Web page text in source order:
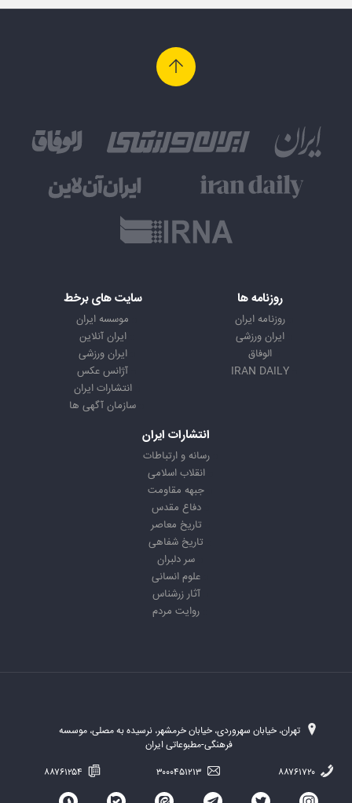
روزنامه ها
روزنامه ایران
ایران ورزشی
الوفاق
IRAN DAILY
سایت های برخط
موسسه ایران
ایران آنلاین
ایران ورزشی
آژانس عکس
انتشارات ایران
سازمان آگهی ها
انتشارات ایران
رسانه و ارتباطات
انقلاب اسلامی
جبهه مقاومت
دفاع مقدس
تاریخ معاصر
تاریخ شفاهی
سر دلبران
علوم انسانی
آثار زرشناس
روایت مردم
تهران، خیابان سهروردی، خیابان خرمشهر، نرسیده به مصلی، موسسه
فرهنگی-مطبوعاتی ایران